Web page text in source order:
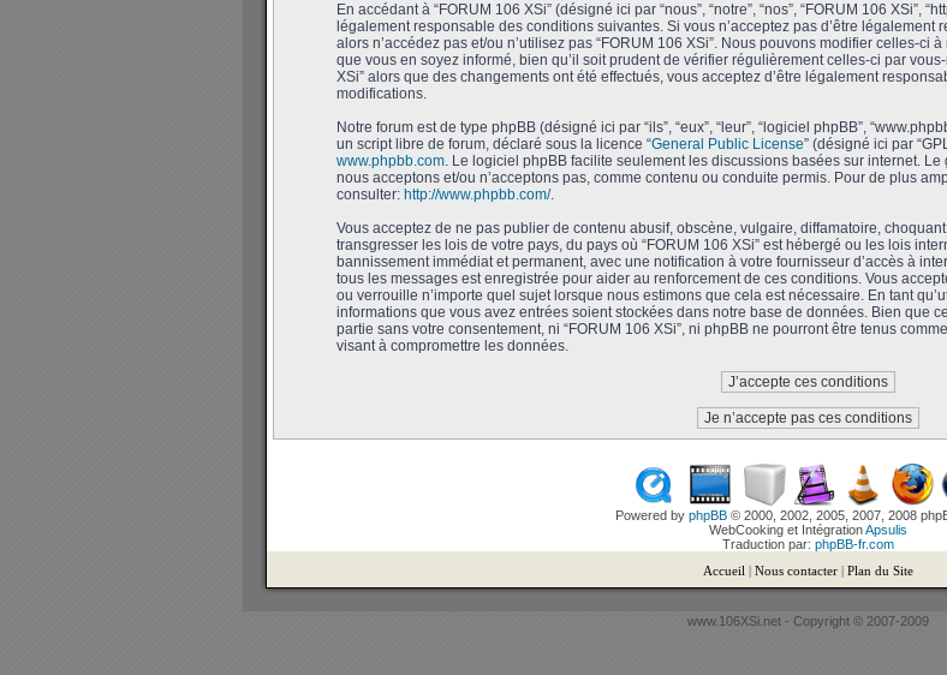
En accédant à “FORUM 106 XSi” (désigné ici par “nous”, “notre”, “nos”, “FORUM 106 XSi”,
légalement responsable des conditions suivantes. Si vous n’acceptez pas d’être
alors n’accédez pas et/ou n’utilisez pas “FORUM 106 XSi”. Nous pouvons modifier celles-ci
que vous en soyez informé, bien qu’il soit prudent de vérifier régulièrement celles-ci par
XSi” alors que des changements ont été effectués, vous acceptez d’être légalement
modifications.
Notre forum est de type phpBB (désigné ici par “ils”, “eux”, “leur”, “logiciel phpBB”,
un script libre de forum, déclaré sous la licence “General Public License” (désigné ici par
www.phpbb.com. Le logiciel phpBB facilite seulement les discussions basées sur internet.
nous acceptons et/ou n’acceptons pas, comme contenu ou conduite permis. Pour de plus
consulter: http://www.phpbb.com/.
Vous acceptez de ne pas publier de contenu abusif, obscène, vulgaire, diffamatoire,
transgresser les lois de votre pays, du pays où “FORUM 106 XSi” est hébergé ou les lois
bannissement immédiat et permanent, avec une notification à votre fournisseur d’accès à
tous les messages est enregistrée pour aider au renforcement de ces conditions. Vous
ou verrouille n’importe quel sujet lorsque nous estimons que cela est nécessaire. En tant
informations que vous avez entrées soient stockées dans notre base de données. Bien que
partie sans votre consentement, ni “FORUM 106 XSi”, ni phpBB ne pourront être tenus
visant à compromettre les données.
Powered by phpBB © 2000, 2002, 2005, 2007, 2008
WebCooking et IntégrationApsulis
Traduction par: phpBB-fr.com
Accueil | Nous contacter| Plan du Site
www.106XSi.net - Copyright © 2007-2009